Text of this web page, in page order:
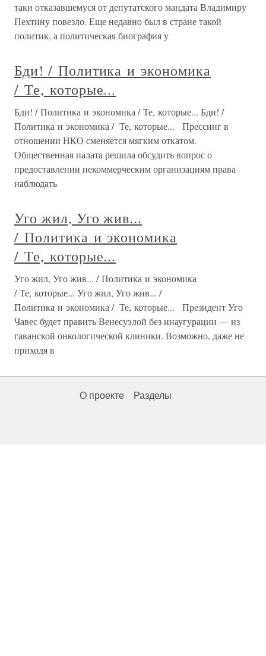
таки отказавшемуся от депутатского мандата Владимиру
Пехтину повезло. Еще недавно был в стране такой
политик, а политическая биография у
Бди! / Политика и экономика
/ Те, которые...
Бди! / Политика и экономика / Те, которые... Бди! /
Политика и экономика / Те, которые... Прессинг в
отношении НКО сменяется мягким откатом.
Общественная палата решила обсудить вопрос о
предоставлении некоммерческим организациям права
наблюдать
Уго жил, Уго жив...
/ Политика и экономика
/ Те, которые...
Уго жил, Уго жив... / Политика и экономика
/ Те, которые... Уго жил, Уго жив... /
Политика и экономика / Те, которые... Президент Уго
Чавес будет править Венесуэлой без инаугурации — из
гаванской онкологической клиники. Возможно, даже не
приходя в
О проекте Разделы